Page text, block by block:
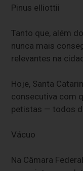
Pinus elliottii
Tanto que, além
nunca mais
relevantes na
Hoje, Santa
consecutiva com
petistas — todos
Vácuo
Na Câmara